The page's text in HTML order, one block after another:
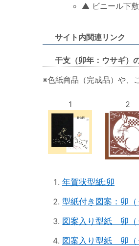
▲ ビニール下
サイト内関連リンク
干支（卯年：ウサギ）
※色紙商品（完成品）や、
1 2
年賀状型紙:卯
型紙付き図案：卯（
図案入り型紙 卯（
図案入り型紙 卯（